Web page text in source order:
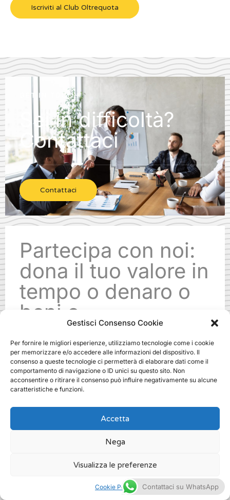
Gestisci Consenso Cookie
Per fornire le migliori esperienze, utilizziamo tecnologie come i cookie
per memorizzare e/o accedere alle informazioni del dispositivo. Il
consenso a queste tecnologie ci permetterà di elaborare dati come il
comportamento di navigazione o ID unici su questo sito. Non
acconsentire o ritirare il consenso può influire negativamente su alcune
caratteristiche e funzioni.
Accetta
Nega
Visualizza le preferenze
Cookie Policy
Iscriviti al Club Oltrequota
GET IN TOUCH
Sei in difficoltà?
Contattaci
Contattaci
Partecipa con noi:
dona il tuo valore in
tempo o denaro o
beni o
specializzazioni.
Ti aspettiamo!
fundraising masterclass dove a
Contattaci su WhatsApp